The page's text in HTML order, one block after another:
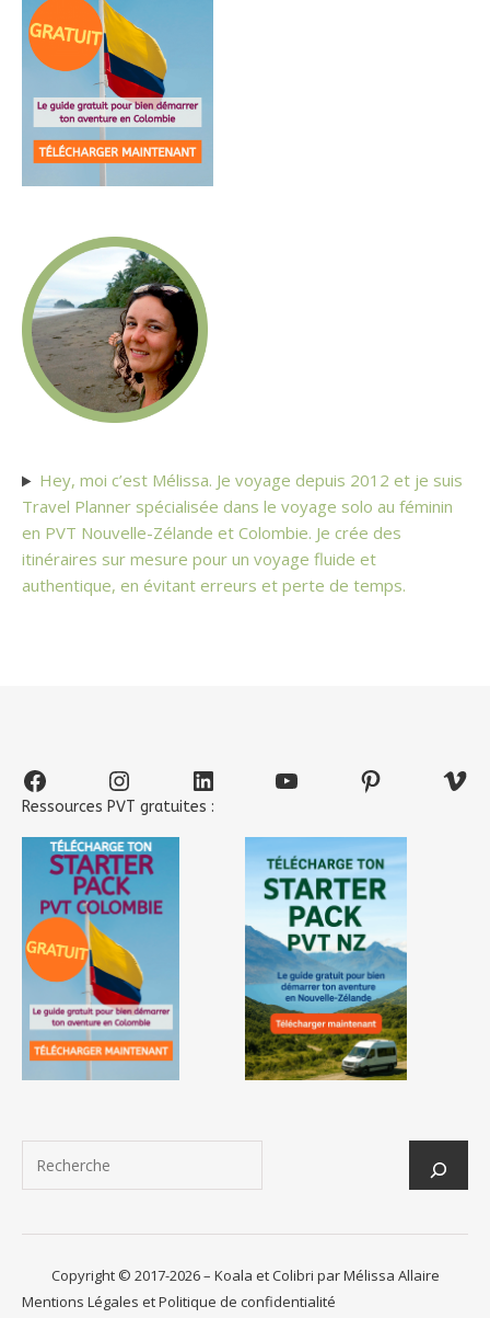
Hey, moi c’est Mélissa. Je voyage depuis 2012 et je suis
Travel Planner spécialisée dans le voyage solo au féminin
en PVT Nouvelle-Zélande et Colombie. Je crée des
itinéraires sur mesure pour un voyage fluide et
authentique, en évitant erreurs et perte de temps.
FacebookInstagramLinkedInYouTubePinterest
Ressources PVT gratuites :
Copyright © 2017-2026 – Koala et Colibri par Mélissa Allaire
Mentions Légales et Politique de confidentialité